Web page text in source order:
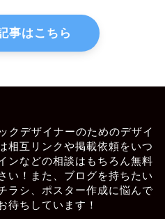
事はこちら
クデザイナーのためのデザイ
相互リンクや掲載依頼をいつ
ンなどの相談はもちろん無料
い！また、ブログを持ちたい
ラシ、ポスター作成に悩んで
待ちしています！